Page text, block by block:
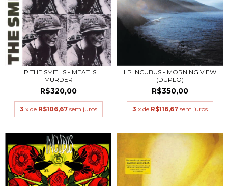
LP THE SMITHS - MEAT IS
MURDER
R$320,00
3 x de R$106,67 sem juros
LP INCUBUS - MORNING VIEW
(DUPLO)
R$350,00
3 x de R$116,67 sem juros